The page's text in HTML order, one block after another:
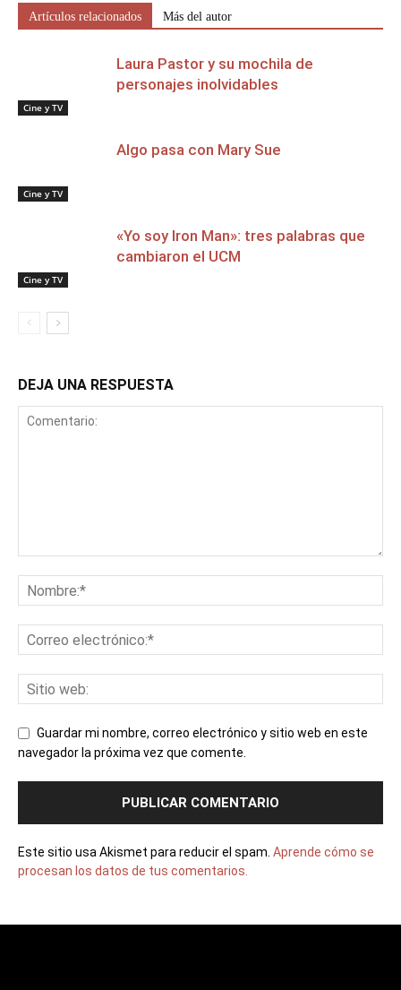
Artículos relacionados Más del autor
Cine y TV
Laura Pastor y su mochila de
personajes inolvidables
Cine y TV
Algo pasa con Mary Sue
Cine y TV
«Yo soy Iron Man»: tres palabras que
cambiaron el UCM
DEJA UNA RESPUESTA
Guardar mi nombre, correo electrónico y sitio web en este
navegador la próxima vez que comente.
Este sitio usa Akismet para reducir el spam. Aprende cómo se
procesan los datos de tus comentarios.